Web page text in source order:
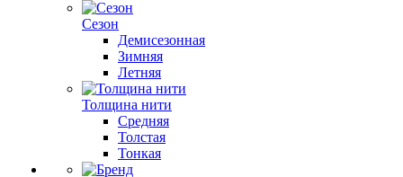
Сезон
Демисезонная
Зимняя
Летняя
Толщина нити
Средняя
Толстая
Тонкая